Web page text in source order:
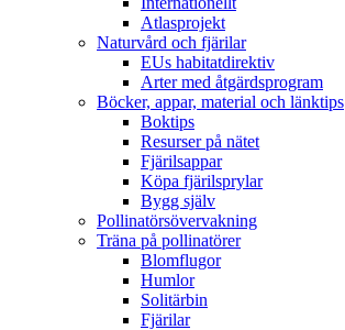
Atlasprojekt
Naturvård och fjärilar
EUs habitatdirektiv
Arter med åtgärdsprogram
Böcker, appar, material och länktips
Boktips
Resurser på nätet
Fjärilsappar
Köpa fjärilsprylar
Bygg själv
Pollinatörsövervakning
Träna på pollinatörer
Blomflugor
Humlor
Solitärbin
Fjärilar